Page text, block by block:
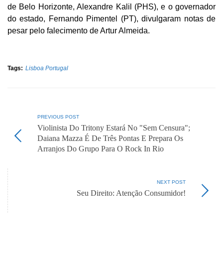
de Belo Horizonte, Alexandre Kalil (PHS), e o governador
do estado, Fernando Pimentel (PT), divulgaram notas de
pesar pelo falecimento de Artur Almeida.
Tags: Lisboa Portugal
PREVIOUS POST
Violinista Do Tritony Estará No "Sem Censura";
Daiana Mazza É De Três Pontas E Prepara Os
Arranjos Do Grupo Para O Rock In Rio
NEXT POST
Seu Direito: Atenção Consumidor!